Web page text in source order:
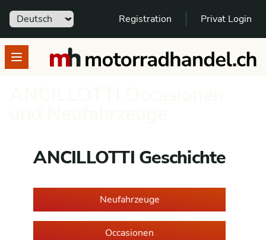
Sprache Registration Privat Login
Open menumotorradhandel.ch
ANCILLOTTI Geschichte
Neufahrzeuge
Occasionen